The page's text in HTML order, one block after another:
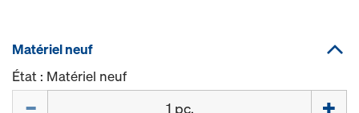
Matériel neuf
État : Matériel neuf